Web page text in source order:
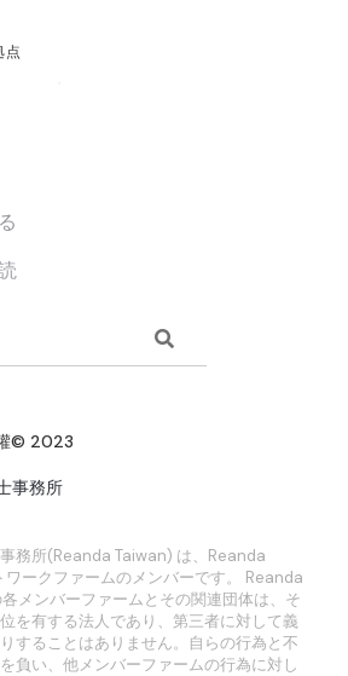
点
© 2023
事務所
務所(Reanda Taiwan) は、Reanda
ークファームのメンバーです。 Reanda
メンバーファームとその関連団体は、そ
を有する法人であり、第三者に対して義
することはありません。自らの行為と不
負い、他メンバーファームの行為に対し